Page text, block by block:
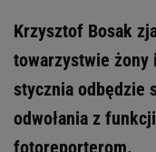
Krzysztof Bosak
towarzystwie żony
stycznia odbędzie
odwołania z
fotoreporterom.